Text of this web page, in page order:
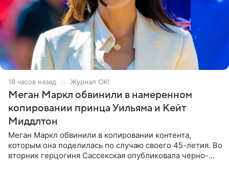
18 часов назад Журнал OK!
Меган Маркл обвинили в намеренном
копировании принца Уильяма и Кейт
Миддлтон
Меган Маркл обвинили в копировании контента,
которым она поделилась по случаю своего 45-летия. Во
вторник герцогиня Сассекская опубликовала черно-